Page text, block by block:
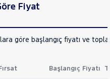
Fiyat
göre başlangıç fiyatı ve
Başlangıç Fiyatı